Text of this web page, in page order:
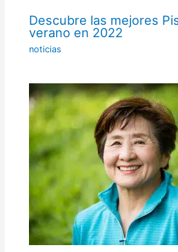
Descubre las mejores
verano en 2022
noticias